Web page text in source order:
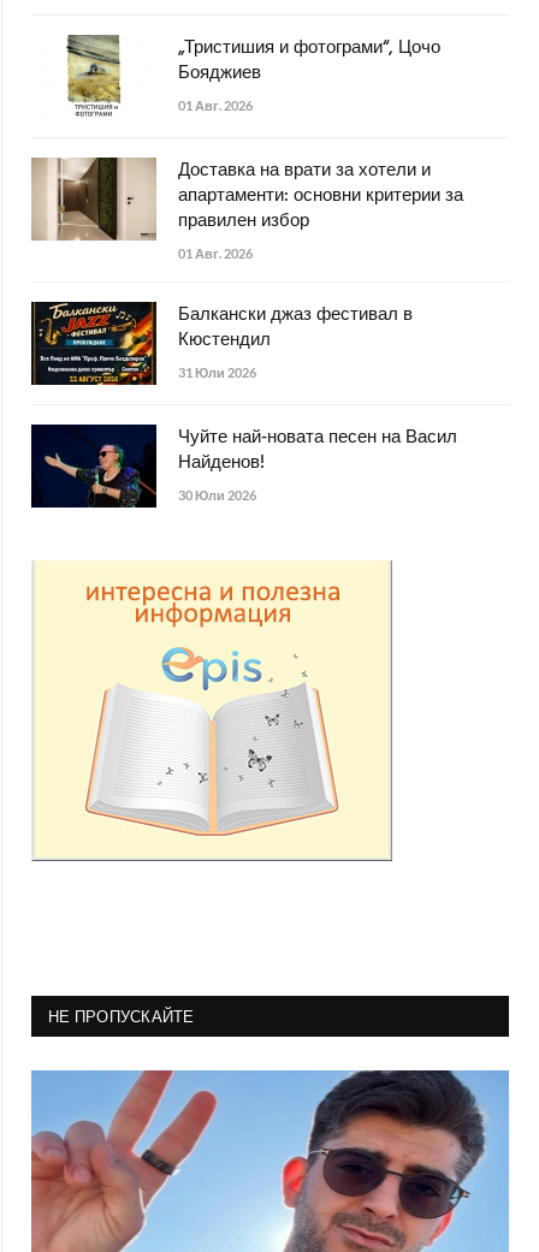
„Тристишия и фотограми“, Цочо
Бояджиев
01 Авг. 2026
Доставка на врати за хотели и
апартаменти: основни критерии за
правилен избор
01 Авг. 2026
Балкански джаз фестивал в
Кюстендил
31 Юли 2026
Чуйте най-новата песен на Васил
Найденов!
30 Юли 2026
НЕ ПРОПУСКАЙТЕ